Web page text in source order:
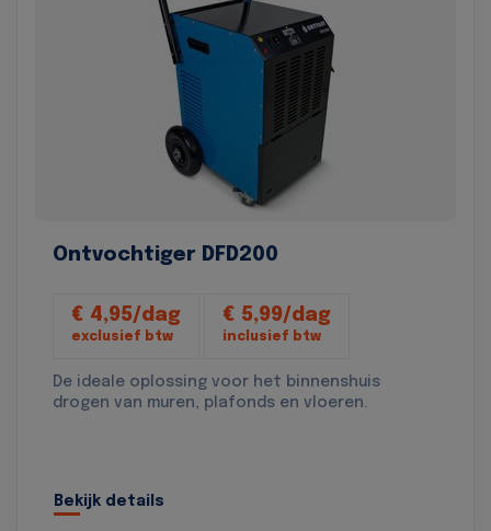
Ontvochtiger DFD200
€ 4,95/dag
exclusief btw
€ 5,99/dag
inclusief btw
De ideale oplossing voor het binnenshuis
drogen van muren, plafonds en vloeren.
Bekijk details